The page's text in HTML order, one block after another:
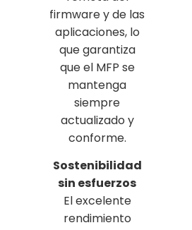
firmware y de las
aplicaciones, lo
que garantiza
que el MFP se
mantenga
siempre
actualizado y
conforme.
Sostenibilidad
sin esfuerzos
El excelente
rendimiento